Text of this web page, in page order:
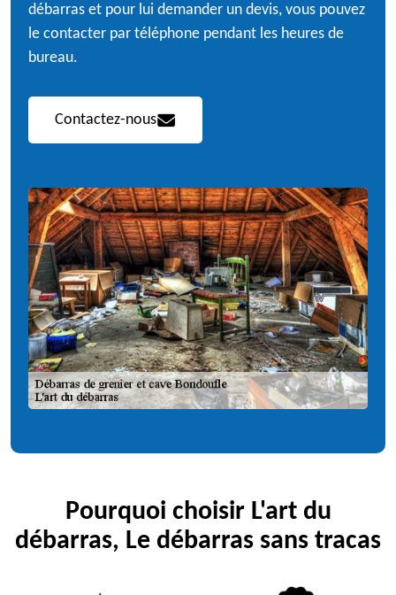
débarras et pour lui demander un devis, vous pouvez
le contacter par téléphone pendant les heures de
bureau.
Contactez-nous
Pourquoi choisir L'art du
débarras, Le débarras sans tracas